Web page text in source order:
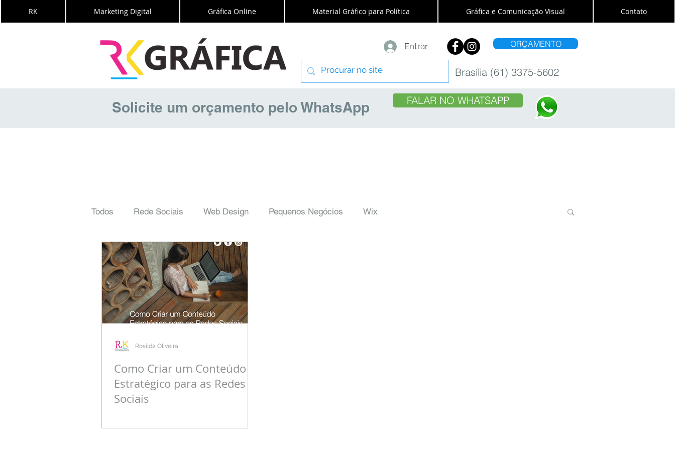
RK Marketing Digital Gráfica Online Material Gráfico para Política Gráfica e Comunicação Visual Contato
Entrar ORÇAMENTO
Brasília (61) 3375-5602
Solicite um orçamento pelo WhatsApp FALAR NO WHATSAPP
Todos Rede Sociais Web Design Pequenos Negócios Wix
Como Criar um Conteúdo
Estratégico para as Redes
Sociais
Rosilda Oliveira